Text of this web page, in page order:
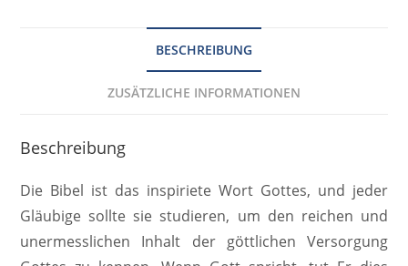
BESCHREIBUNG
ZUSÄTZLICHE INFORMATIONEN
Beschreibung
Die Bibel ist das inspiriete Wort Gottes, und jeder
Gläubige sollte sie studieren, um den reichen und
unermesslichen Inhalt der göttlichen Versorgung